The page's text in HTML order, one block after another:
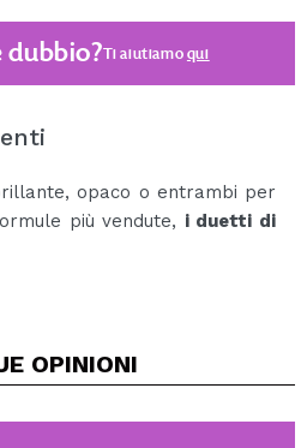
dubbio?Ti aiutiamoqui
opaco o entrambi per
più vendute, i duetti di
aiutano a idratare la pelle
OPINIONI